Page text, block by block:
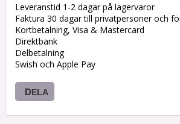
Leveranstid 1-2 dagar på lagervaror
Faktura 30 dagar till privatpersoner och
Kortbetalning, Visa & Mastercard
Direktbank
Delbetalning
Swish och Apple Pay
DELA